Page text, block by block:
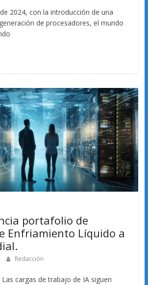
2024, con la introducción de una
de procesadores, el mundo
portafolio de
Enfriamiento Líquido a
Redacción
cargas de trabajo de IA siguen